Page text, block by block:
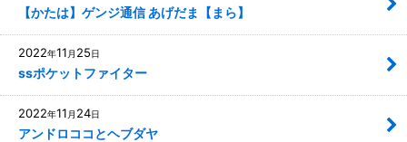
【かたは】ゲンジ通信 あげだま【まら】
2022年11 月 25日
ssポケットファイター
2022年11 月 24日
アンドロココとヘブダヤ